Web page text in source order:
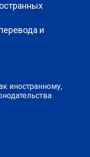
и
иностранному,